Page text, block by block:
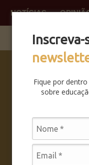
Inscreva-
Fique por
sobre
NOTÍCIAS
SABERES
DA BOCA
PRA BOCA:
COMO FOI
SEMINÁRIO
LEIA MAIS